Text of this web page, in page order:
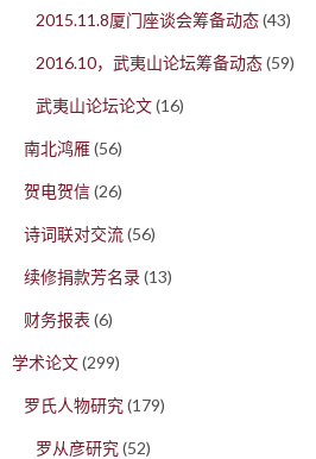
2015.11.8厦门座谈会筹备动态(43)
2016.10，武夷山论坛筹备动态(59)
武夷山论坛论文(16)
南北鸿雁(56)
贺电贺信(26)
诗词联对交流(56)
续修捐款芳名录(13)
财务报表 (6)
学术论文(299)
罗氏人物研究(179)
罗从彦研究(52)